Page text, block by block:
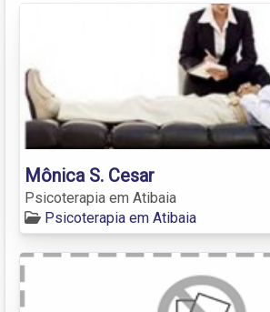
Mônica S. Cesar
Psicoterapia em Atibaia
Psicoterapia em Atibaia